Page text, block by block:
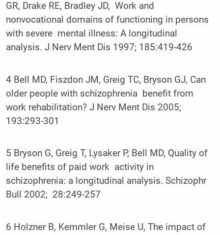
GR, Drake RE, Bradley JD, Work and
nonvocational domains of functioning in persons
with severe mental illness: A longitudinal
analysis. J Nerv Ment Dis 1997; 185:419-426
4 Bell MD, Fiszdon JM, Greig TC, Bryson GJ, Can
older people with schizophrenia benefit from
work rehabilitation? J Nerv Ment Dis 2005;
193:293-301
5 Bryson G, Greig T, Lysaker P, Bell MD, Quality of
life benefits of paid work activity in
schizophrenia: a longitudinal analysis. Schizophr
Bull 2002; 28:249-257
6 Holzner B, Kemmler G, Meise U, The impact of